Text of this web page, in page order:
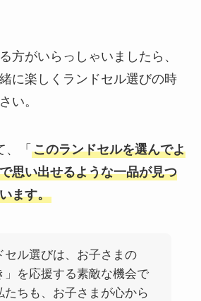
方がいらっしゃいましたら、
に楽しくランドセル選びの時
い。
、「 このランドセルを選んでよ
思い出せるような一品が見つ
ます。
セル選びは、お子さまの
」を応援する素敵な機会で
たちも、お子さまが心から